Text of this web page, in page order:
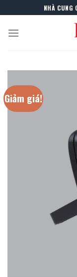
to
content
NHÀ CUNG
Giảm giá!